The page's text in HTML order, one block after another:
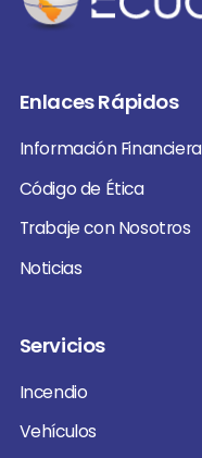
Enlaces Rápidos
Información Financiera
Código de Ética
Trabaje con Nosotros
Noticias
Servicios
Incendio
Vehículos